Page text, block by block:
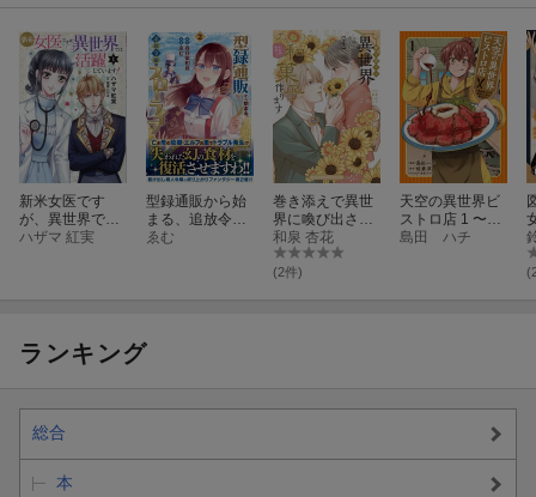
新米女医です
が、異世界では
活躍していま
ハザマ 紅実
型録通販から始
まる、追放令嬢
のスローライフ
ゑむ
巻き添えで異世
界に喚び出され
たので、世界観
無視して和菓子
作ります（4）
和泉 杏花
(2件)
天空の異世界ビ
ストロ店 1 〜看
板娘ソラノが美
島田 ハチ
ランキング
総合
本